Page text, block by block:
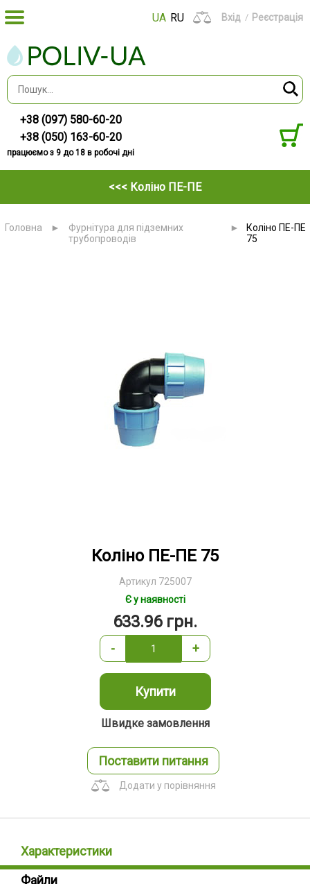
UA RU Вхід Реєстрація
+38 (097) 580-60-20
+38 (050) 163-60-20
працюємо з 9 до 18 в робочі дні
<<< Коліно ПЕ-ПЕ
Головна ►
Фурнітура для підземних
трубопроводів
►
Коліно ПЕ-ПЕ
75
Коліно ПЕ-ПЕ 75
Артикул 725007
Є у наявності
633.96 грн.
- +
Купити
Швидке замовлення
Поставити питання
Додати у порівняння
Характеристики
Файли